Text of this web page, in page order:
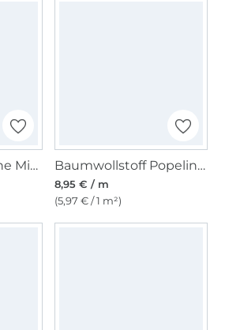
Baumwoll Popeline Mini Spots, sand Baumwollstoff Popeline himbeere
8,95 € / m
(5,97 € / 1 m²)